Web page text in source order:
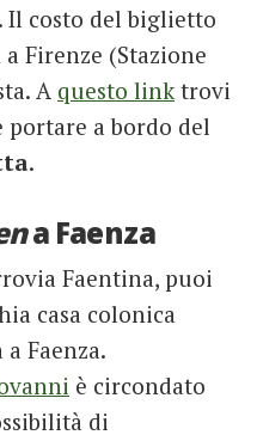
Il costo del biglietto
Firenze (Stazione
A questo link trovi
a bordo del
.
a Faenza
Faentina, puoi
casa colonica
Faenza.
è circondato
di